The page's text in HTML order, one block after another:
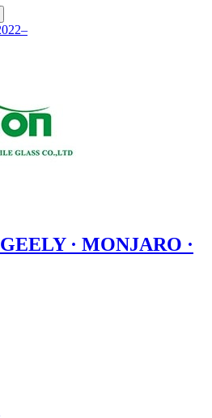
GEELY · MONJARO ·